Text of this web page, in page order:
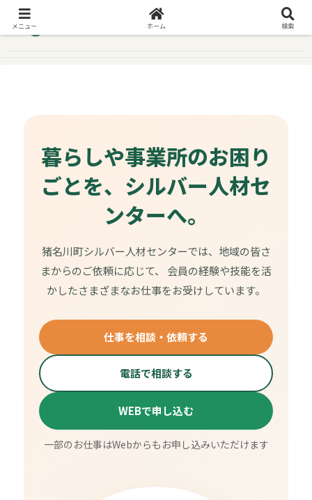
暮らしや事業所のお困り
ごとを、シルバー人材セ
ンターへ。
猪名川町シルバー人材センターでは、地域の皆さ
まからのご依頼に応じて、 会員の経験や技能を活
かしたさまざまなお仕事をお受けしています。
仕事を相談・依頼する
電話で相談する
WEBで申し込む
一部のお仕事はWebからもお申し込みいただけます
メニュー ホーム 検索